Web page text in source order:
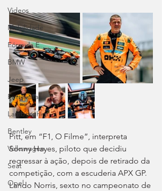
Videos
Mobilidade
Fórmula E
BMW
Jeep
Entrevistas
Lamborghini
Bentley
Volkswagen
Seat
Opel
Pitt, em “F1, O Filme”, interpreta
Sonny Hayes, piloto que decidiu
regressar à ação, depois de retirado da
competição, com a escuderia APX GP.
Lando Norris, sexto no campeonato de